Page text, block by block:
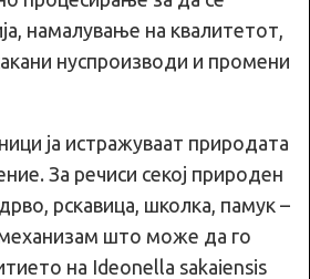
намалување на квалитетот,
нуспроизводи и промени
ја истражуваат природата
За речиси секој природен
рскавица, школка, памук –
што може да го
на Ideonella sakaiensis